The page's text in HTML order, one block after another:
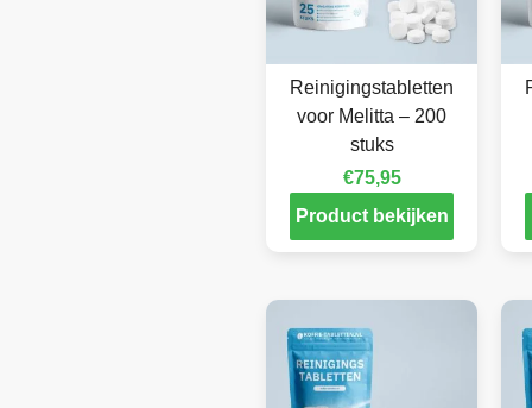
Reinigingstabletten
voor Melitta – 200
stuks
€75,95
Product bekijken